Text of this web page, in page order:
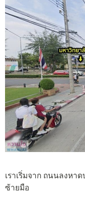
เราเริ่มจาก ถนนลงหา
ซ้ายมือ